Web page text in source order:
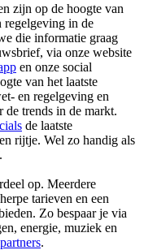
zijn op de hoogte van
regelgeving in de
die informatie graag
via onze website
en onze social
van het laatste
en regelgeving en
de trends in de markt.
de laatste
rijtje. Wel zo handig als
op. Meerdere
tarieven en een
Zo bespaar je via
energie, muziek en
.